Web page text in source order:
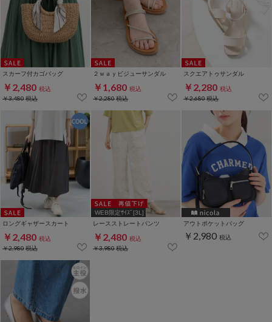
スカーフ付カゴバッグ
￥2,480 税込
￥3,480税込
２ｗａｙビジューサンダル
￥1,680 税込
￥2,280税込
スクエアトゥサンダル
￥2,280 税込
￥2,680税込
ロングギャザースカート
￥2,480 税込
￥2,980税込
WEB限定ｻｲｽﾞ[3L]
レースストレートパンツ
￥2,480 税込
￥3,980税込
アウトポケットバッグ
￥2,980 税込